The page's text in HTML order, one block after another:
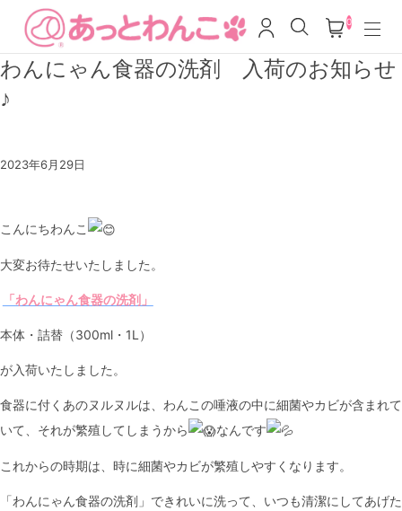
0
わんにゃん食器の洗剤 入荷のお知らせ
♪
2023年6月29日
こんにちわんこ
大変お待たせいたしました。
「わんにゃん食器の洗剤」
本体・詰替（300ml・1L）
が入荷いたしました。
食器に付くあのヌルヌルは、わんこの唾液の中に細菌やカビが含まれて
いて、それが繁殖してしまうから
なんです
これからの時期は、時に細菌やカビが繁殖しやすくなります。
「わんにゃん食器の洗剤」できれいに洗って、いつも清潔にしてあげた